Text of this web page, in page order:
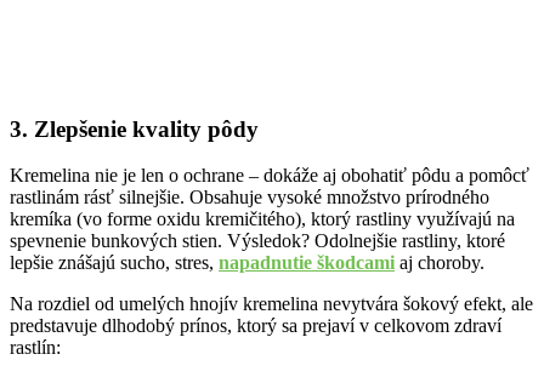
3. Zlepšenie kvality pôdy
Kremelina nie je len o ochrane – dokáže aj obohatiť pôdu a pomôcť
rastlinám rásť silnejšie. Obsahuje vysoké množstvo prírodného
kremíka (vo forme oxidu kremičitého), ktorý rastliny využívajú na
spevnenie bunkových stien. Výsledok? Odolnejšie rastliny, ktoré
lepšie znášajú sucho, stres, napadnutie škodcami aj choroby.
Na rozdiel od umelých hnojív kremelina nevytvára šokový efekt, ale
predstavuje dlhodobý prínos, ktorý sa prejaví v celkovom zdraví
rastlín: